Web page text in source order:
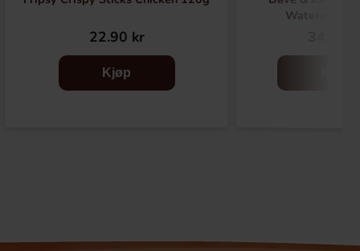
22.90 kr
Kjøp
Watermelon